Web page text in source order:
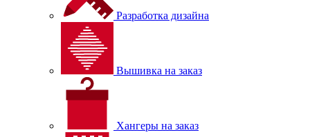
Разработка дизайна
Вышивка на заказ
Хангеры на заказ